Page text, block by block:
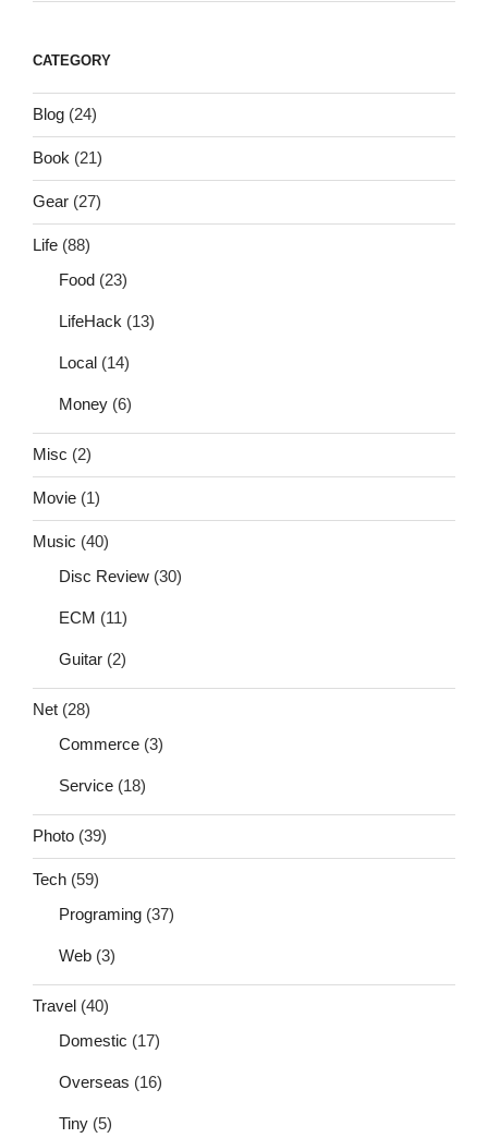
CATEGORY
Blog (24)
Book (21)
Gear (27)
Life (88)
Food (23)
LifeHack (13)
Local (14)
Money (6)
Misc (2)
Movie (1)
Music (40)
Disc Review (30)
ECM (11)
Guitar (2)
Net (28)
Commerce (3)
Service (18)
Photo (39)
Tech (59)
Programing (37)
Web (3)
Travel (40)
Domestic (17)
Overseas (16)
Tiny (5)